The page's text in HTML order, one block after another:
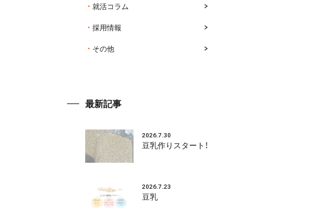
就活コラム
採用情報
その他
最新記事
2026.7.30
豆乳作りスタート！
2026.7.23
豆乳